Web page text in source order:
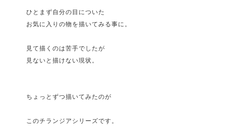
ひとまず自分の目についた
お気に入りの物を描いてみる事に。
見て描くのは苦手でしたが
見ないと描けない現状。
ちょっとずつ描いてみたのが
このチランジアシリーズです。